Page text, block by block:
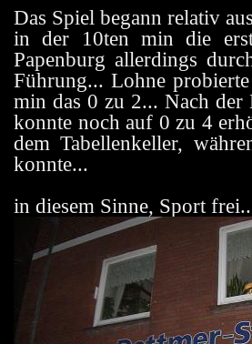
Das Spiel begann relativ
in der 10ten min die
Papenburg allerdings
Führung... Lohne
min das 0 zu 2... Nach
konnte noch auf 0 zu 4
dem Tabellenkeller,
konnte...
in diesem Sinne, Sport